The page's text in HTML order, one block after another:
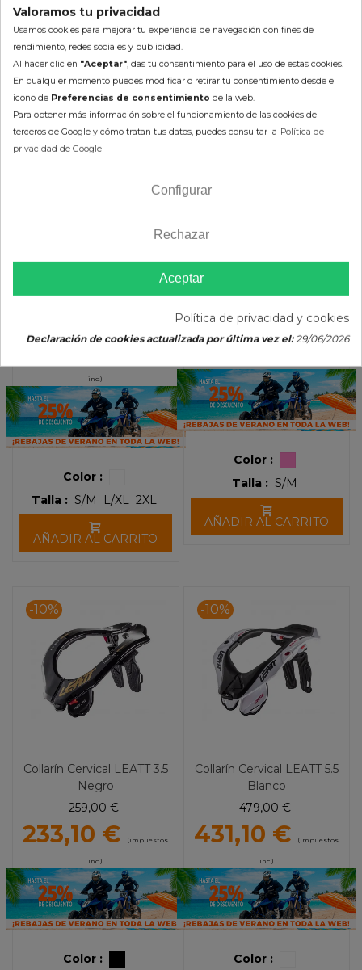
AÑADIR AL CARRITO
-10%
Collarín Cervical LEATT 3.5
233,10 €
inc.)
Color :
Talla : S/M L/XL 2XL
AÑADIR AL CARRITO
-25%
Collarín Cervical LEATT 3.5
229,00 € 171,75 €
Color :
Talla : S/M
AÑADIR AL CARRITO
-10%
Collarín Cervical LEATT 3.5
Negro
259,00 €
233,10 € (impuestos
inc.)
Color :
-10%
Collarín Cervical LEATT 5.5
Blanco
479,00 €
431,10 € (impuestos
inc.)
Color :
Valoramos tu privacidad
Usamos cookies para mejorar tu experiencia de navegación con fines de
rendimiento, redes sociales y publicidad.
Al hacer clic en "Aceptar", das tu consentimiento para el uso de estas cookies.
En cualquier momento puedes modificar o retirar tu consentimiento desde el
icono de Preferencias de consentimiento de la web.
Para obtener más información sobre el funcionamiento de las cookies de
terceros de Google y cómo tratan tus datos, puedes consultar la Política de
privacidad de Google
Configurar
Rechazar
Aceptar
Política de privacidad y cookies
Declaración de cookies actualizada por última vez el:29/06/2026